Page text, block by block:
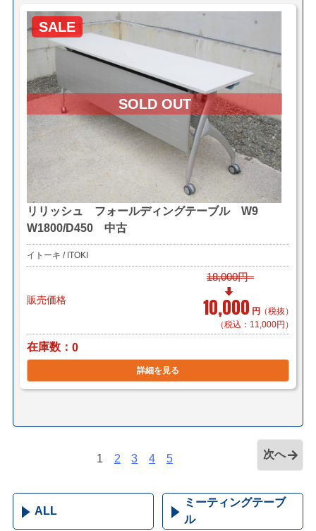
SALE
リリッシュ フォールディングテーブル W9
W1800/D450 中古
イトーキ / ITOKI
販売価格
18,000円
10,000 円 （税抜）
（税込：11,000円）
在庫数 0
詳細を見る
1 2 3 4 5 次へ
ALL
ミーティングテーブ
ル